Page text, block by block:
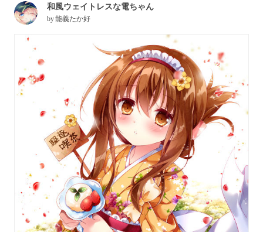
和風ウェイトレスな電ちゃん
by能義たか好